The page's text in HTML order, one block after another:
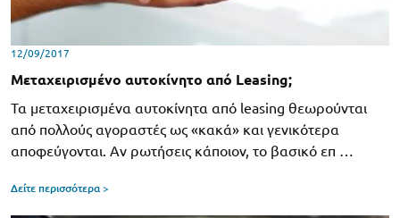
12/09/2017
Μεταχειρισμένο αυτοκίνητο από Leasing;
Τα μεταχειρισμένα αυτοκίνητα από leasing θεωρούνται
από πολλούς αγοραστές ως «κακά» και γενικότερα
αποφεύγονται. Αν ρωτήσεις κάποιον, το βασικό επ …
Δείτε περισσότερα >